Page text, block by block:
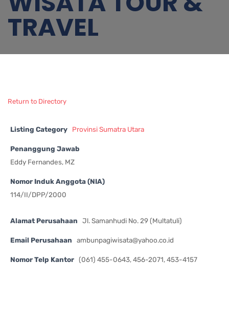
TRAVEL
Return to Directory
Listing Category Provinsi Sumatra Utara
Penanggung Jawab
Eddy Fernandes, MZ
Nomor Induk Anggota (NIA)
114/II/DPP/2000
Alamat Perusahaan Jl. Samanhudi No. 29 (Multatuli)
Email Perusahaan ambunpagiwisata@yahoo.co.id
Nomor Telp Kantor (061) 455-0643, 456-2071, 453-4157